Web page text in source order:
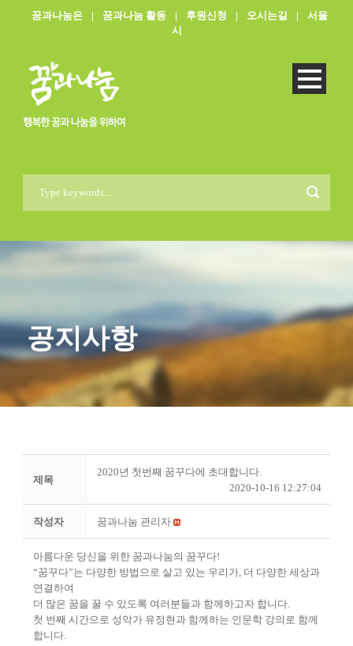
꿈과나눔은 | 꿈과나눔 활동 | 후원신청 | 오시는길 |
서울
시
공지사항
제목
2020년 첫번째 꿈꾸다에 초대합니다.
2020-10-16 12:27:04
작성자 꿈과나눔 관리자
아름다운 당신을 위한 꿈과나눔의 꿈꾸다!
“꿈꾸다”는 다양한 방법으로 살고 있는 우리가, 더 다양한 세상과
연결하여
더 많은 꿈을 꿀 수 있도록 여러분들과 함께하고자 합니다.
첫 번째 시간으로 성악가 유정현과 함께하는 인문학 강의로 함께
합니다.